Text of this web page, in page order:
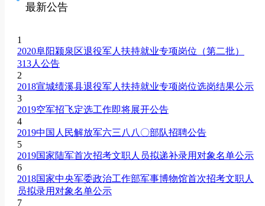
最新公告
1
2020阜阳颍泉区退役军人扶持就业专项岗位（第二批）
313人公告
2
2018宣城绩溪县退役军人扶持就业专项岗位选岗结果公示
3
2019空军招飞定选工作即将展开公告
4
2019中国人民解放军六三八八〇部队招聘公告
5
2019国家陆军首次招考文职人员拟递补录用对象名单公示
6
2018国家中央军委政治工作部军事博物馆首次招考文职人
员拟录用对象名单公示
7